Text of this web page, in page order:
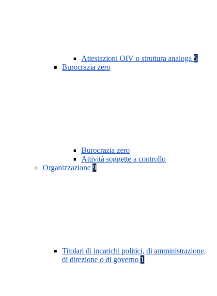
Attestazioni OIV o struttura analoga 5
Burocrazia zero
Burocrazia zero
Attività soggette a controllo
Organizzazione 9
Titolari di incarichi politici, di amministrazione,
di direzione o di governo 1